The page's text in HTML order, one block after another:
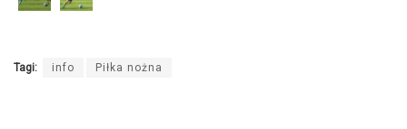
Tagi: info Piłka nożna